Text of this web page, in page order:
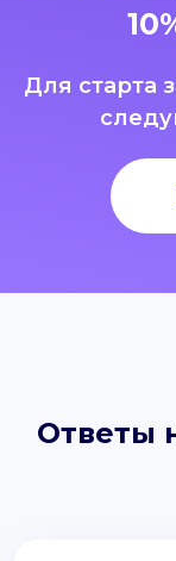
Для старта
Ответы